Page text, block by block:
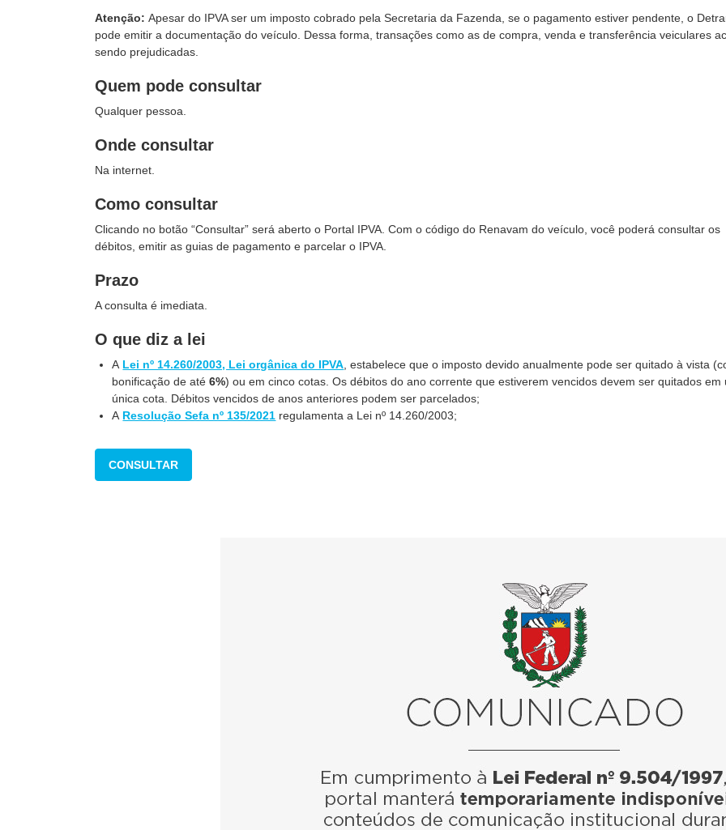
Atenção: Apesar do IPVA ser um imposto cobrado pela Secretaria da Fazenda, se o pagamento estiver pendente, o
pode emitir a documentação do veículo. Dessa forma, transações como as de compra, venda e transferência veiculares
sendo prejudicadas.
Quem pode consultar
Qualquer pessoa.
Onde consultar
Na internet.
Como consultar
Clicando no botão “Consultar” será aberto o Portal IPVA. Com o código do Renavam do veículo, você poderá consultar os
débitos, emitir as guias de pagamento e parcelar o IPVA.
Prazo
A consulta é imediata.
O que diz a lei
A Lei nº 14.260/2003, Lei orgânica do IPVA , estabelece que o imposto devido anualmente pode ser quitado à vista
bonificação de até6%) ou em cinco cotas. Os débitos do ano corrente que estiverem vencidos devem ser quitados em
única cota. Débitos vencidos de anos anteriores podem ser parcelados;
A Resolução Sefa nº 135/2021 regulamenta a Lei nº 14.260/2003;
CONSULTAR